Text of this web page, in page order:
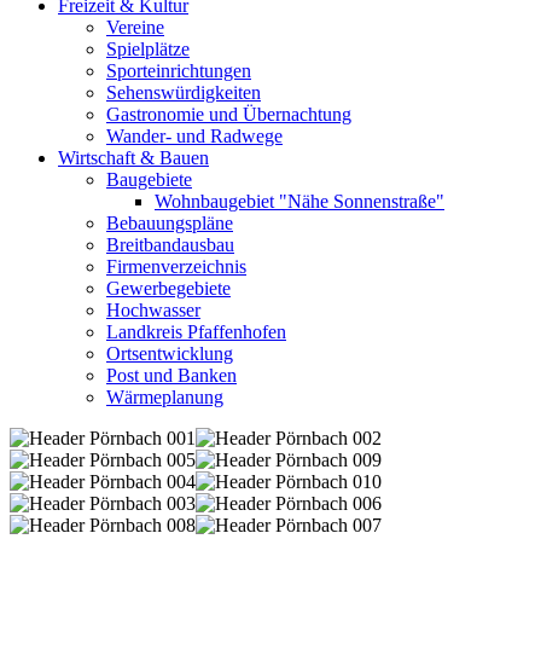
Freizeit & Kultur
Vereine
Spielplätze
Sporteinrichtungen
Sehenswürdigkeiten
Gastronomie und Übernachtung
Wander- und Radwege
Wirtschaft & Bauen
Baugebiete
Wohnbaugebiet "Nähe Sonnenstraße"
Bebauungspläne
Breitbandausbau
Firmenverzeichnis
Gewerbegebiete
Hochwasser
Landkreis Pfaffenhofen
Ortsentwicklung
Post und Banken
Wärmeplanung